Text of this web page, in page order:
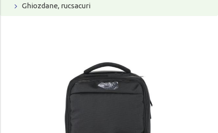
Ghiozdane, rucsacuri